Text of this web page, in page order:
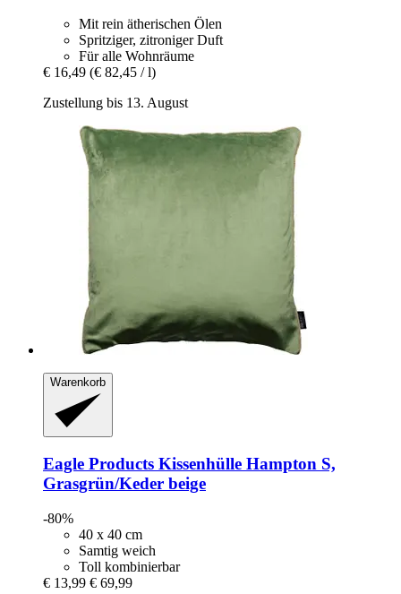
Mit rein ätherischen Ölen
Spritziger, zitroniger Duft
Für alle Wohnräume
€ 16,49 (€ 82,45 / l)
Zustellung bis 13. August
Warenkorb
Eagle Products Kissenhülle Hampton S,
Grasgrün/Keder beige
-80%
40 x 40 cm
Samtig weich
Toll kombinierbar
€ 13,99 € 69,99